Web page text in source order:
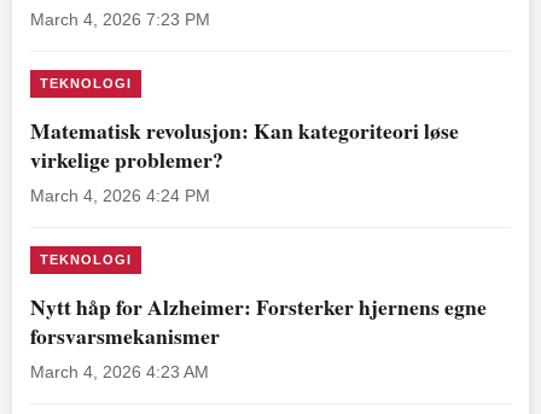
March 4, 2026 7:23 PM
TEKNOLOGI
Matematisk revolusjon: Kan kategoriteori løse
virkelige problemer?
March 4, 2026 4:24 PM
TEKNOLOGI
Nytt håp for Alzheimer: Forsterker hjernens egne
forsvarsmekanismer
March 4, 2026 4:23 AM